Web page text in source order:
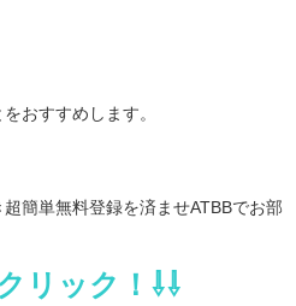
おすすめします。
簡単無料登録を済ませATBBでお部
リック！⇩⇩